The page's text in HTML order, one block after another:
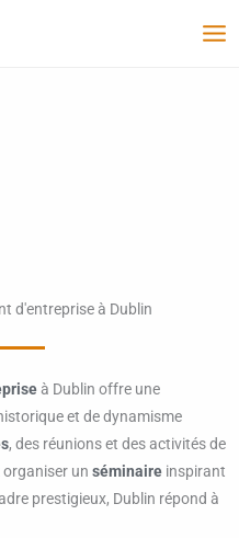
d'entreprise à Dublin
à Dublin offre une
et de dynamisme
, des réunions et des activités de
organiser un séminaire inspirant
prestigieux, Dublin répond à